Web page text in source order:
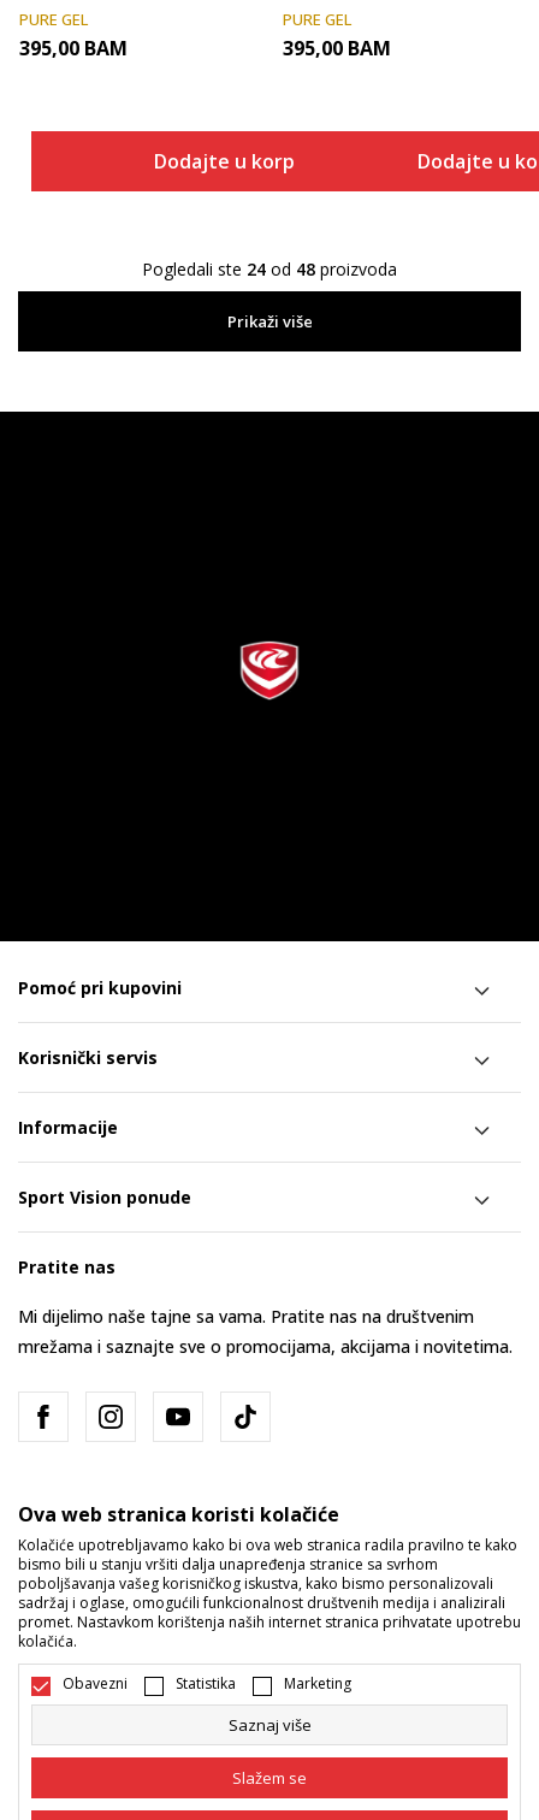
PURE GEL
395,00 BAM
Dodajte u korpu
PURE GEL
395,00 BAM
Dodajte u
Pogledali ste 24 od 48 proizvoda
Prikaži više
Pomoć pri kupovini
Korisnički servis
Informacije
Sport Vision ponude
Pratite nas
Mi dijelimo naše tajne sa vama. Pratite nas na društvenim
mrežama i saznajte sve o promocijama, akcijama i novitetima.
Bosna i Hercegovina Promijenite
Nastojimo da budemo što precizniji u opisu proizvoda, prikazu slika i
i bez grešaka. Svi artikli prikazani na sajtu su dio naše ponude i ne
podrazumijeva da su dostupni u svakom trenutku. Raspoloživost robe
Ova web stranica koristi kolačiće
Kolačiće upotrebljavamo kako bi ova web stranica radila pravilno te kako
bismo bili u stanju vršiti dalja unapređenja stranice sa svrhom
poboljšavanja vašeg korisničkog iskustva, kako bismo personalizovali
sadržaj i oglase, omogućili funkcionalnost društvenih medija i analizirali
promet. Nastavkom korištenja naših internet stranica prihvatate upotrebu
kolačića.
Obavezni Statistika Marketing
Saznaj više
Slažem se